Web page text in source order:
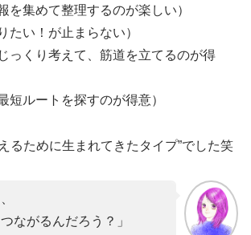
を集めて整理するのが楽しい）
たい！が止まらない）
っくり考えて、筋道を立てるのが得
短ルートを探すのが得意）
るために生まれてきたタイプ”でした笑
ながるんだろう？」